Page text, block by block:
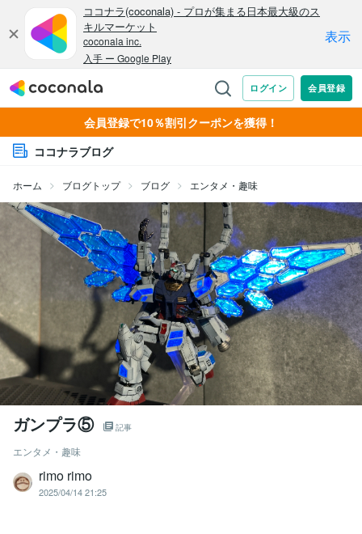
会員登録で10％割引クーポンを獲得！
ココナラブログ
ホーム ブログトップ ブログ エンタメ・趣味
ガンプラ⑤ 記事
エンタメ・趣味
rimo rimo
2025/04/14 21:25